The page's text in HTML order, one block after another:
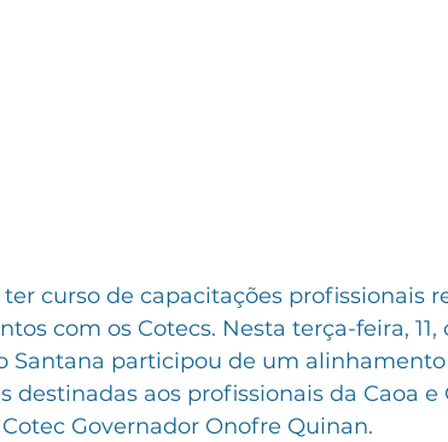
curso de capacitações profissionais
com os Cotecs. Nesta terça-feira,
Santana participou de um alinhamento
destinadas aos profissionais da Caoa e
Governador Onofre Quinan.